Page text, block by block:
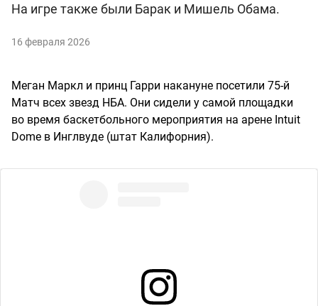
На игре также были Барак и Мишель Обама.
16 февраля 2026
Меган Маркл и принц Гарри накануне посетили 75-й
Матч всех звезд НБА. Они сидели у самой площадки
во время баскетбольного мероприятия на арене Intuit
Dome в Инглвуде (штат Калифорния).